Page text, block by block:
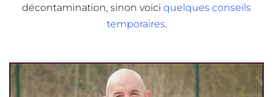
décontamination, sinon voici quelques conseils
temporaires.